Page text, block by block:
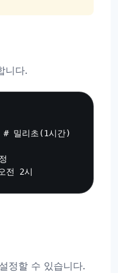
니다.
밀리초(1시간)
정할 수 있습니다.